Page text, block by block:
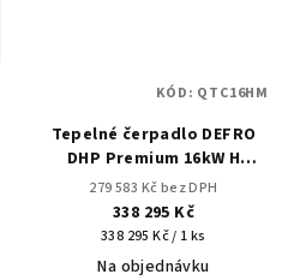
Tepelné čerpadlo DEFRO
DHP Premium 16kW H
Medium
279 583 Kč bez DPH
338 295 Kč
Měrná
cena:
338 295 Kč / 1 ks
Na objednávku
KÓD: QTC16HM